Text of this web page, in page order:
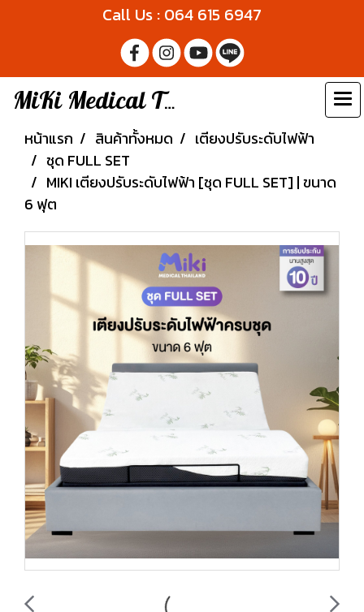
Call Us : 064 615 6947
MiKi Medical Thailand
หน้าแรก สินค้าทั้งหมด
เตียงปรับระดับไฟฟ้า
ชุด FULL SET
MIKI เตียงปรับระดับไฟฟ้า [ชุด FULL SET] | ขนาด
6 ฟุต